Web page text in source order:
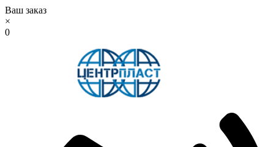
Ваш заказ
×
0